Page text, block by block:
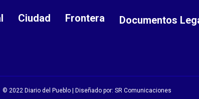
Ciudad Frontera Documentos
© 2022 Diario del Pueblo | Diseñado por: SR Comunicaciones